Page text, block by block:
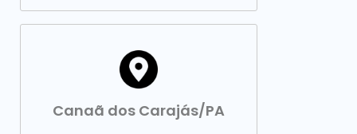
Canaã dos Carajás/PA